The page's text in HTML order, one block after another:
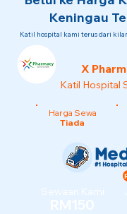
Keningau
Katil hospital kami terus dari
X
Katil Hospital
Harga Sewa
Tiada
Sewaan Kami
RM150